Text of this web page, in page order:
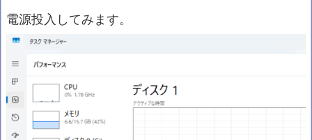
電源投入してみます。